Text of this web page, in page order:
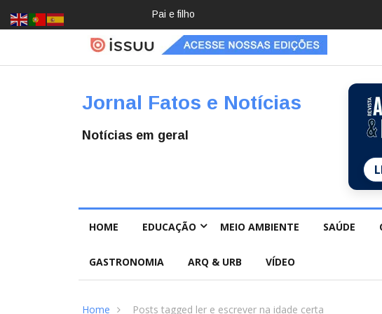
Pai e filhoCrochê,
jardinage
m, diário:
mulheres
rindo
hobbies
desacele
Jornal Fatos e Notícias
Notícias em geral
HOME EDUCAÇÃO MEIO AMBIENTE SAÚDE
GASTRONOMIA ARQ & URB VÍDEO
Home Posts tagged ler e escrever na idade certa